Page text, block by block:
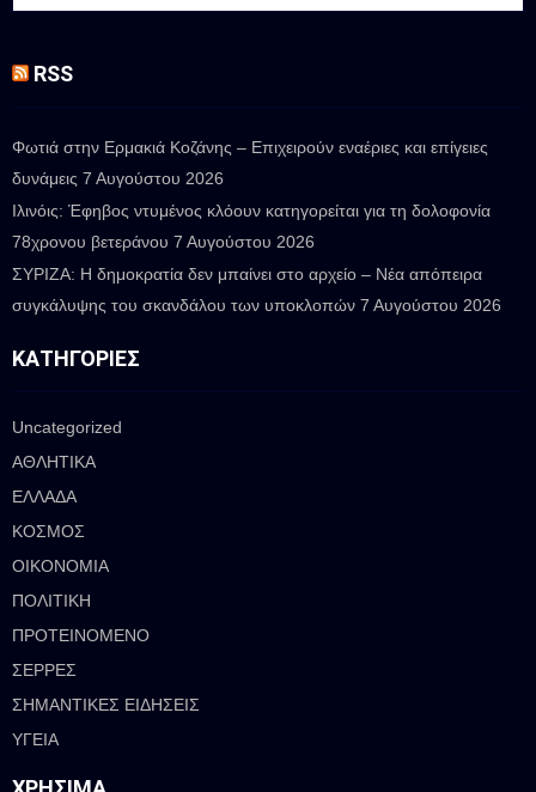
RSS
Φωτιά στην Ερμακιά Κοζάνης – Επιχειρούν εναέριες και επίγειες
δυνάμεις 7 Αυγούστου 2026
Ιλινόις: Έφηβος ντυμένος κλόουν κατηγορείται για τη δολοφονία
78χρονου βετεράνου 7 Αυγούστου 2026
ΣΥΡΙΖΑ: Η δημοκρατία δεν μπαίνει στο αρχείο – Νέα απόπειρα
συγκάλυψης του σκανδάλου των υποκλοπών 7 Αυγούστου 2026
ΚΑΤΗΓΟΡΊΕΣ
Uncategorized
ΑΘΛΗΤΙΚΑ
ΕΛΛΑΔΑ
ΚΟΣΜΟΣ
ΟΙΚΟΝΟΜΙΑ
ΠΟΛΙΤΙΚΗ
ΠΡΟΤΕΙΝΟΜΕΝΟ
ΣΕΡΡΕΣ
ΣΗΜΑΝΤΙΚΕΣ ΕΙΔΗΣΕΙΣ
ΥΓΕΙΑ